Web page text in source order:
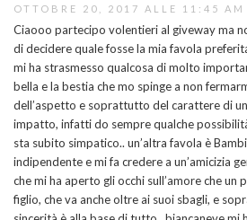
OTTOBRE 20, 2017 ALLE 11:45 AM
Ciaooo partecipo volentieri al giveway ma
di decidere quale fosse la mia favola
mi ha strasmesso qualcosa di molto
bella e la bestia che mo spinge a non
dell’aspetto e soprattutto del carattere di
impatto, infatti do sempre qualche
sta subito simpatico.. un’altra favola è
indipendente e mi fa credere a un’amicizia
che mi ha aperto gli occhi sull’amore che un
figlio, che va anche oltre ai suoi sbagli, e